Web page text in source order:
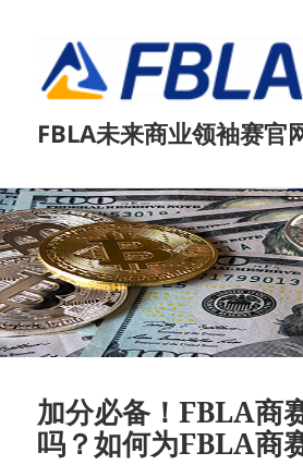
FBLA未来商业领袖赛官
加分必备！FBLA商
吗？如何为FBLA商